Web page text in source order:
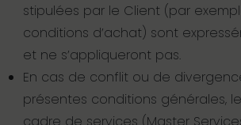
stipulées par le Client (par
conditions d’achat) sont
et ne s’appliqueront pas.
En cas de conflit ou de
présentes conditions générales,